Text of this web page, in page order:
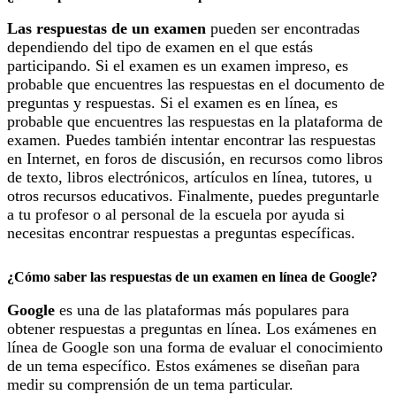
Las respuestas de un examen pueden ser encontradas
dependiendo del tipo de examen en el que estás
participando. Si el examen es un examen impreso, es
probable que encuentres las respuestas en el documento de
preguntas y respuestas. Si el examen es en línea, es
probable que encuentres las respuestas en la plataforma de
examen. Puedes también intentar encontrar las respuestas
en Internet, en foros de discusión, en recursos como libros
de texto, libros electrónicos, artículos en línea, tutores, u
otros recursos educativos. Finalmente, puedes preguntarle
a tu profesor o al personal de la escuela por ayuda si
necesitas encontrar respuestas a preguntas específicas.
¿Cómo saber las respuestas de un examen en línea de Google?
Google es una de las plataformas más populares para
obtener respuestas a preguntas en línea. Los exámenes en
línea de Google son una forma de evaluar el conocimiento
de un tema específico. Estos exámenes se diseñan para
medir su comprensión de un tema particular.